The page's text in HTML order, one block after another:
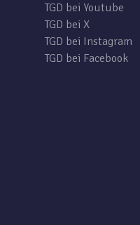
TGD bei Youtube
TGD bei X
TGD bei Instagram
TGD bei Facebook